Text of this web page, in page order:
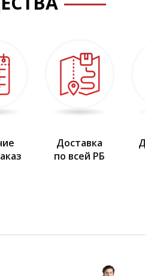
Доставка
по всей РБ